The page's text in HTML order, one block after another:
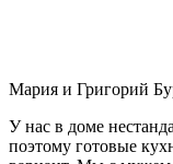
Мария и Григорий
У нас в доме
поэтому готовые